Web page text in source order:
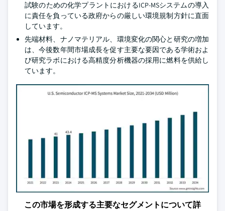
試験のための化学プラントにおけるICP-MSシステムの導入
に責任を負っている政府からの厳しい環境規制方針に直面
しています。
先端材料、ナノマテリアル、環境変化の関心と研究の増加
は、今後数年間市場成長を促す主要な要因である学術およ
び研究ラボにおける高精度分析機器の採用に燃料を供給し
ています。
この市場を形成する主要なセグメントについて詳